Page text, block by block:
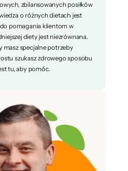
zbilansowanych posiłków
o różnych dietach jest
do pomagania klientom w
diety jest niezrównana.
masz specjalne potrzeby
szukasz zdrowego sposobu
tu, aby pomóc.